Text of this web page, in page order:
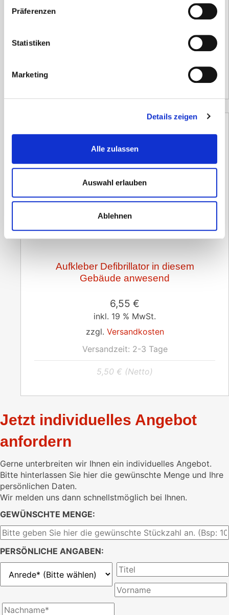
Präferenzen
Statistiken
Marketing
Details zeigen
Alle zulassen
Auswahl erlauben
Ablehnen
Aufkleber Defibrillator in diesem
Gebäude anwesend
6,55 €
inkl. 19 % MwSt.
zzgl. Versandkosten
Versandzeit: 2-3 Tage
5,50 € (Netto)
Jetzt individuelles Angebot
anfordern
Gerne unterbreiten wir Ihnen ein individuelles Angebot.
Bitte hinterlassen Sie hier die gewünschte Menge und Ihre
persönlichen Daten.
Wir melden uns dann schnellstmöglich bei Ihnen.
GEWÜNSCHTE MENGE:
PERSÖNLICHE ANGABEN: